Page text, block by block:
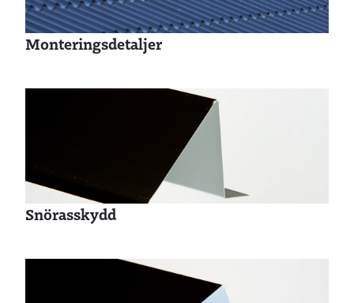
Monteringsdetaljer
Snörasskydd